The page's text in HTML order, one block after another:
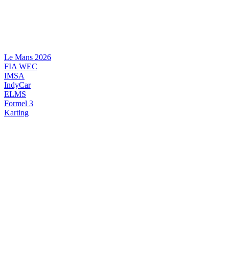
Le Mans 2026
FIA WEC
IMSA
IndyCar
ELMS
Formel 3
Karting